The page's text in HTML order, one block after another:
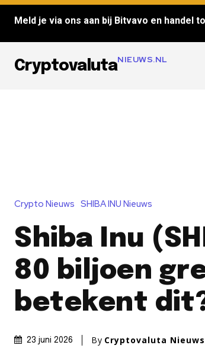
Meld je via ons aan bij Bitvavo en handel
CryptovalutaNIEUWS.NL
Crypto Nieuws SHIBA INU Nieuws
Shiba Inu
80 biljoen
betekent
23 juni 2026 By Cryptovaluta Nieuws